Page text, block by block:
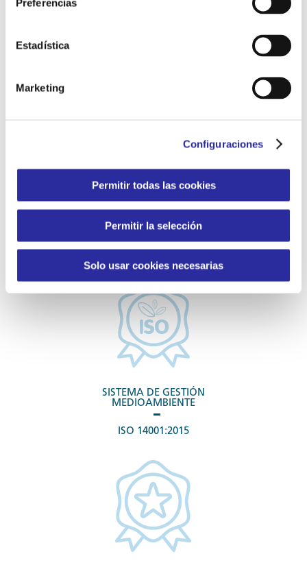
Preferencias
Estadística
Marketing
Configuraciones
Permitir todas las cookies
Permitir la selección
Solo usar cookies necesarias
coherencia con nuestro afán de mejora continua y
Servicios Integrales S. A.
dispone de las siguientes
SISTEMA DE GESTIÓN DE LA
CALIDAD
ISO 9001:2015
SISTEMA DE GESTIÓN
MEDIOAMBIENTE
ISO 14001:2015